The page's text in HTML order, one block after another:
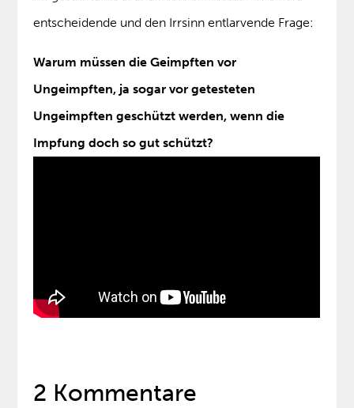
entscheidende und den Irrsinn entlarvende Frage:
Warum müssen die Geimpften vor
Ungeimpften, ja sogar vor getesteten
Ungeimpften geschützt werden, wenn die
Impfung doch so gut schützt?
2 Kommentare